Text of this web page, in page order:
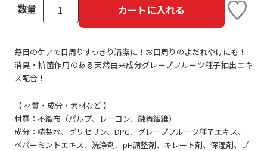
数量 カートに入れる
毎日のケアで目周りすっきり清潔に！お口周りのよだれやけにも！
消臭・抗菌作用のある天然由来成分グレープフルーツ種子抽出エキ
ス配合！
【 材質・成分・素材など 】
材質：不織布（パルプ、レーヨン、融着繊維）
成分：精製水、グリセリン、DPG、グレープフルーツ種子エキス、
ペパーミントエキス、洗浄剤、pH調整剤、キレート剤、保湿剤、ブ